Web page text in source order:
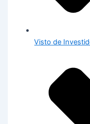
Visto de